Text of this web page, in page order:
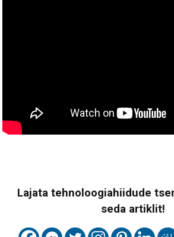
Lajata tehnoloogiahiidude
seda artiklit!